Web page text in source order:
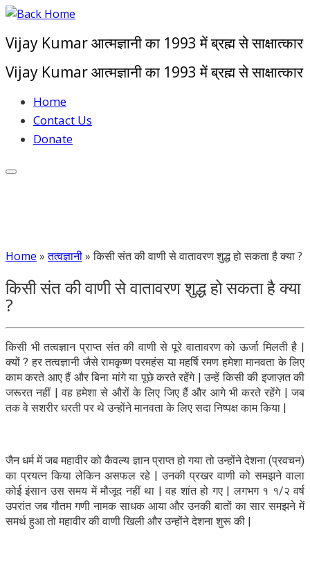
Skip
content
Vijay Kumar आत्मज्ञानी का 1993 में ब्रह्म से साक्षात्कार
Vijay Kumar आत्मज्ञानी का 1993 में ब्रह्म से साक्षात्कार
Home
Contact Us
Donate
Home » तत्वज्ञानी» किसी संत की वाणी से वातावरण शुद्ध हो सकता है क्या ?
किसी संत की वाणी से वातावरण शुद्ध हो सकता है क्या
?
किसी भी तत्वज्ञान प्राप्त संत की वाणी से पूरे वातावरण को ऊर्जा मिलती है |
क्यों ? हर तत्वज्ञानी जैसे रामकृष्ण परमहंस या महर्षि रमण हमेशा मानवता के लिए
काम करते आए हैं और बिना मांगे या पूछे करते रहेंगे | उन्हें किसी की इजाज़त की
जरूरत नहीं | वह हमेशा से औरों के लिए जिए हैं और आगे भी करते रहेंगे | जब
तक वे सशरीर धरती पर थे उन्होंने मानवता के लिए सदा निष्पक्ष काम किया |
जैन धर्म में जब महावीर को कैवल्य ज्ञान प्राप्त हो गया तो उन्होंने देशना (प्रवचन)
का प्रयत्न किया लेकिन असफल रहे | उनकी प्रखर वाणी को समझने वाला
कोई इंसान उस समय में मौजूद नहीं था | वह शांत हो गए | लगभग १ १/२ वर्ष
उपरांत जब गौतम गणी नामक साधक आया और उनकी बातों का सार समझने में
समर्थ हुआ तो महावीर की वाणी खिली और उन्होंने देशना शुरू की |